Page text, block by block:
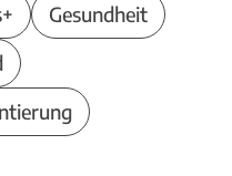
Gesundheit